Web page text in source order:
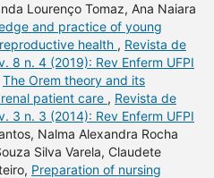
Lourenço Tomaz, Ana Naiara
and practice of young
health , Revista de
8 n. 4 (2019): Rev Enferm UFPI
The Orem theory and its
patient care , Revista de
3 n. 3 (2014): Rev Enferm UFPI
Nalma Alexandra Rocha
Silva Varela, Claudete
Preparation of nursing